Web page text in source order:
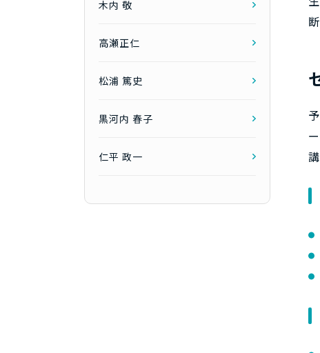
木内 敬
高瀬正仁
松浦 篤史
黒河内 春子
仁平 政一